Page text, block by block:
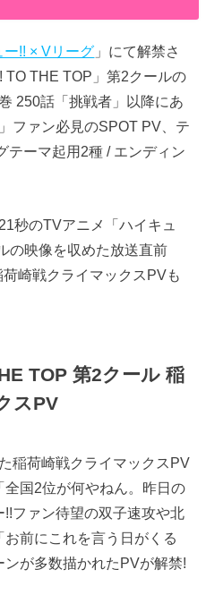
ー!! × Vリーグ 」にて解禁さ
TO THE TOP」第2クールの
250話「挑戦者」以降にあ
ファン必見のSPOT PV、テ
テーマ起用2種 / エンディン
秒のTVアニメ「ハイキュ
の映像を収めた放送直前
崎戦クライマックスPVも
TOP 第2クール 稲
スPV
稲荷崎戦クライマックスPV
国2位が何やねん。昨日の
ファン待望の双子速攻や北
前にこれを言う日がくる
が多数描かれたPVが解禁!